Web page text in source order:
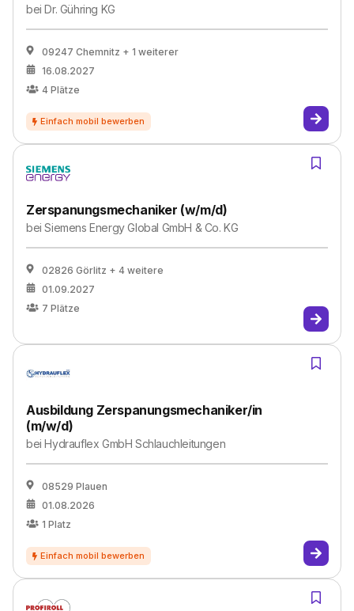
beiDr. Gühring KG
09247 Chemnitz + 1 weiterer
16.08.2027
4 Plätze
Zerspanungsmechaniker (w/m/d)
beiSiemens Energy Global GmbH & Co. KG
02826 Görlitz + 4 weitere
01.09.2027
7 Plätze
Ausbildung Zerspanungsmechaniker/in
(m/w/d)
beiHy­drauf­lex GmbH Schlauch­lei­tun­gen
08529 Plauen
01.08.2026
1 Platz